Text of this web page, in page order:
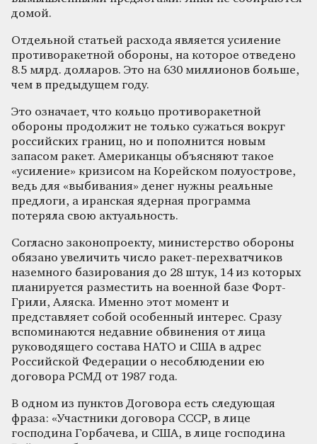
домой.
Отдельной статьей расхода является усиление
противоракетной обороны, на которое отведено
8.5 млрд. долларов. Это на 630 миллионов больше,
чем в предыдущем году.
Это означает, что кольцо противоракетной
обороны продолжит не только сужаться вокруг
российских границ, но и пополнится новым
запасом ракет. Американцы объясняют такое
«усиление» кризисом на Корейском полуострове,
ведь для «выбивания» денег нужны реальные
предлоги, а иранская ядерная программа
потеряла свою актуальность.
Согласно законопроекту, министерство обороны
обязано увеличить число ракет-перехватчиков
наземного базирования до 28 штук, 14 из которых
планируется разместить на военной базе Форт-
Грили, Аляска. Именно этот момент и
представляет собой особенный интерес. Сразу
вспоминаются недавние обвинения от лица
руководящего состава НАТО и США в адрес
Российской Федерации о несоблюдении ею
договора РСМД от 1987 года.
В одном из пунктов Договора есть следующая
фраза: «Участники договора СССР, в лице
господина Горбачева, и США, в лице господина